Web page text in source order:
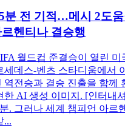
분 전 기적…메시 2도움
헨티나 결승행
월드컵 준결승이 열린
세데스-벤츠 스타디움에서
역전승과 결승 진출을 함께
한 AI 생성 이미지. [인터내
. 그러나 세계 챔피언 아르
...